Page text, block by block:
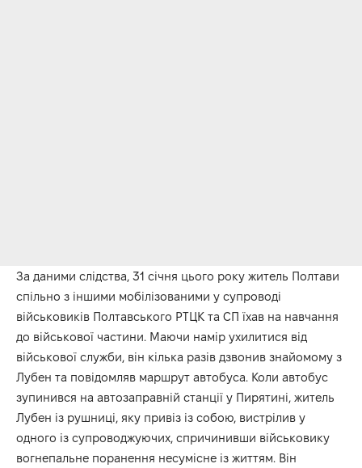
За даними слідства, 31 січня цього року житель Полтави
спільно з іншими мобілізованими у супроводі
військовиків Полтавського РТЦК та СП їхав на навчання
до військової частини. Маючи намір ухилитися від
військової служби, він кілька разів дзвонив знайомому з
Лубен та повідомляв маршрут автобуса. Коли автобус
зупинився на автозаправній станції у Пирятині, житель
Лубен із рушниці, яку привіз із собою, вистрілив у
одного із супроводжуючих, спричинивши військовику
вогнепальне поранення несумісне із життям. Він